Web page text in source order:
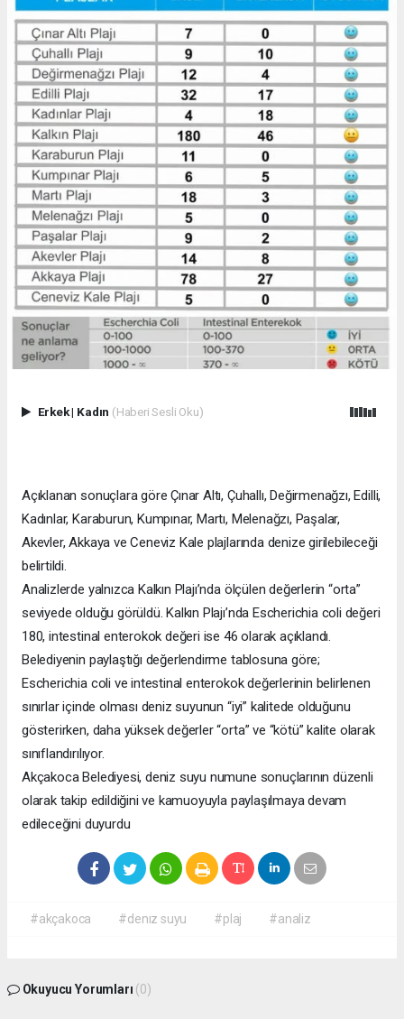
Erkek| Kadın (Haberi Sesli Oku)
Açıklanan sonuçlara göre Çınar Altı, Çuhallı, Değirmenağzı, Edilli,
Kadınlar, Karaburun, Kumpınar, Martı, Melenağzı, Paşalar,
Akevler, Akkaya ve Ceneviz Kale plajlarında denize girilebileceği
belirtildi.
Analizlerde yalnızca Kalkın Plajı’nda ölçülen değerlerin “orta”
seviyede olduğu görüldü. Kalkın Plajı’nda Escherichia coli değeri
180, intestinal enterokok değeri ise 46 olarak açıklandı.
Belediyenin paylaştığı değerlendirme tablosuna göre;
Escherichia coli ve intestinal enterokok değerlerinin belirlenen
sınırlar içinde olması deniz suyunun “iyi” kalitede olduğunu
gösterirken, daha yüksek değerler “orta” ve “kötü” kalite olarak
sınıflandırılıyor.
Akçakoca Belediyesi, deniz suyu numune sonuçlarının düzenli
olarak takip edildiğini ve kamuoyuyla paylaşılmaya devam
edileceğini duyurdu
#akçakoca #denız suyu #plaj #analiz
Okuyucu Yorumları (0)